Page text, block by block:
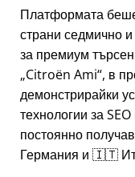
Платформата
страни седмично
за премиум
Citroën Ami , в
демонстрирайки
технологии за
постоянно
Германия и 🇮🇹